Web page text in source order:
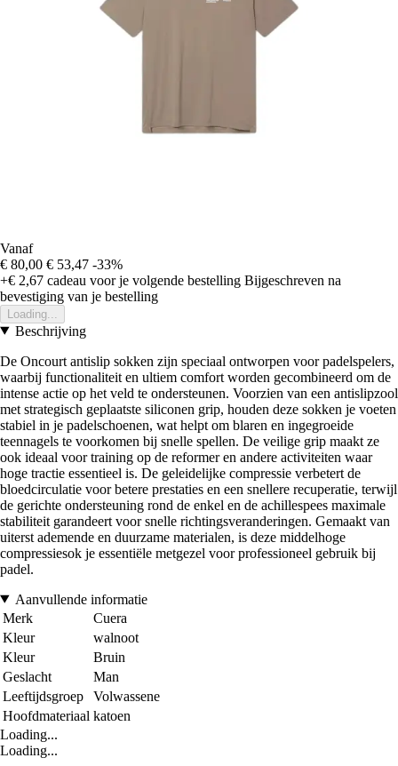
Vanaf
€ 80,00 € 53,47 -33%
+€ 2,67 cadeau voor je volgende bestelling Bijgeschreven na
bevestiging van je bestelling
Loading...
Beschrijving
De Oncourt antislip sokken zijn speciaal ontworpen voor padelspelers,
waarbij functionaliteit en ultiem comfort worden gecombineerd om de
intense actie op het veld te ondersteunen. Voorzien van een antislipzool
met strategisch geplaatste siliconen grip, houden deze sokken je voeten
stabiel in je padelschoenen, wat helpt om blaren en ingegroeide
teennagels te voorkomen bij snelle spellen. De veilige grip maakt ze
ook ideaal voor training op de reformer en andere activiteiten waar
hoge tractie essentieel is. De geleidelijke compressie verbetert de
bloedcirculatie voor betere prestaties en een snellere recuperatie, terwijl
de gerichte ondersteuning rond de enkel en de achillespees maximale
stabiliteit garandeert voor snelle richtingsveranderingen. Gemaakt van
uiterst ademende en duurzame materialen, is deze middelhoge
compressiesok je essentiële metgezel voor professioneel gebruik bij
padel.
Aanvullende informatie
Merk
Cuera
Kleur
walnoot
Kleur
Bruin
Geslacht
Man
Leeftijdsgroep
Volwassene
Hoofdmateriaal katoen
Loading...
Loading...